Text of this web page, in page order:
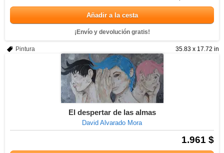
Añadir a la cesta
¡Envío y devolución gratis!
35.83 x 17.72 in
Pintura
El despertar de las almas
David Alvarado Mora
1.961 $